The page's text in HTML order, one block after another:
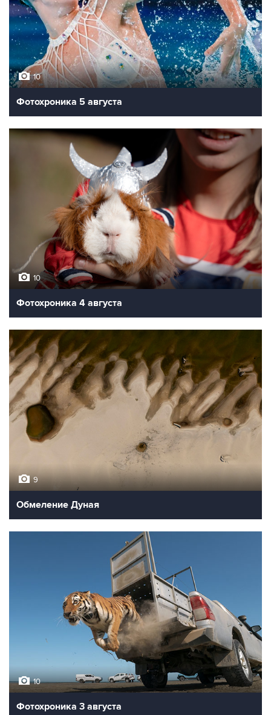
10
Фотохроника 5 августа
10
Фотохроника 4 августа
9
Обмеление Дуная
10
Фотохроника 3 августа